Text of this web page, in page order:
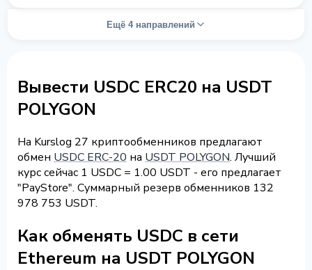
Ещё 4 направлений
Вывести USDC ERC20 на USDT
POLYGON
На Kurslog 27 криптообменников предлагают
обмен USDC ERC-20 на USDT POLYGON. Лучший
курс сейчас 1 USDC = 1.00 USDT - его предлагает
"PayStore". Суммарный резерв обменников 132
978 753 USDT.
Как обменять USDC в сети
Ethereum на USDT POLYGON